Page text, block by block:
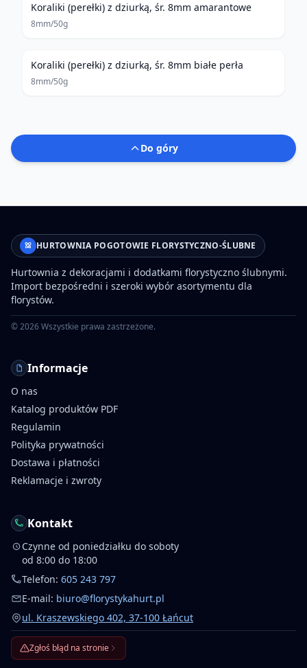
Koraliki (perełki) z dziurką, śr. 8mm amarantowe
8mm/50g
Koraliki (perełki) z dziurką, śr. 8mm białe perła
8mm/50g
Do góry
HURTOWNIA POGOTOWIE FLORYSTYCZNO-ŚLUBNE
Hurtownia z dekoracjami i dodatkami florystyczno ślubnymi.
Import bezpośredni i szeroki wybór asortymentu dla
florystów.
©2026Wszystkie prawa zastrzeżone.
Informacje
O nas
Katalog produktów PDF
Regulamin
Polityka prywatności
Dostawa i płatności
Reklamacje i zwroty
Kontakt
Czynne od poniedziałku do soboty
od 8:00 do 18:00
Telefon: 605 243 797
E-mail: biuro@florystykahurt.pl
ul. Kraszewskiego 402, 37-100 Łańcut
Zgłoś błąd na stronie